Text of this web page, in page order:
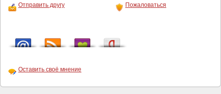
Отправить другу Пожаловаться
Оставить своё мнение